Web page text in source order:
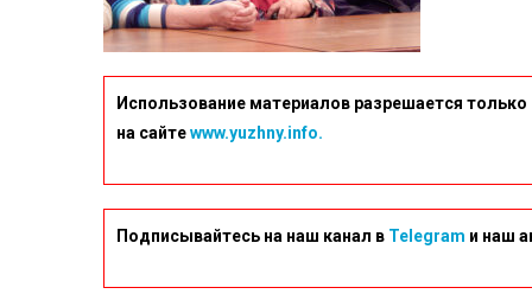
Использование материалов разрешается
на сайтеwww.yuzhny.info.
Подписывайтесь на наш канал в Telegram и наш